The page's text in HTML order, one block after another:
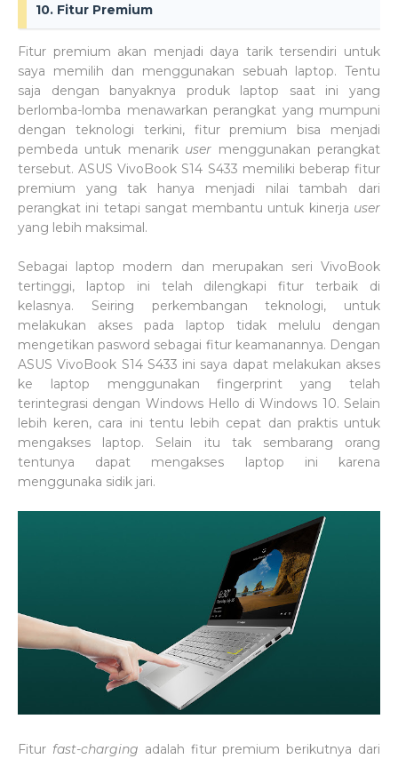
10. Fitur Premium
Fitur premium akan menjadi daya tarik tersendiri untuk
saya memilih dan menggunakan sebuah laptop. Tentu
saja dengan banyaknya produk laptop saat ini yang
berlomba-lomba menawarkan perangkat yang mumpuni
dengan teknologi terkini, fitur premium bisa menjadi
pembeda untuk menarik user menggunakan perangkat
tersebut. ASUS VivoBook S14 S433 memiliki beberap fitur
premium yang tak hanya menjadi nilai tambah dari
perangkat ini tetapi sangat membantu untuk kinerja user
yang lebih maksimal.
Sebagai laptop modern dan merupakan seri VivoBook
tertinggi, laptop ini telah dilengkapi fitur terbaik di
kelasnya. Seiring perkembangan teknologi, untuk
melakukan akses pada laptop tidak melulu dengan
mengetikan pasword sebagai fitur keamanannya. Dengan
ASUS VivoBook S14 S433 ini saya dapat melakukan akses
ke laptop menggunakan fingerprint yang telah
terintegrasi dengan Windows Hello di Windows 10. Selain
lebih keren, cara ini tentu lebih cepat dan praktis untuk
mengakses laptop. Selain itu tak sembarang orang
tentunya dapat mengakses laptop ini karena
menggunaka sidik jari.
Fitur fast-charging adalah fitur premium berikutnya dari